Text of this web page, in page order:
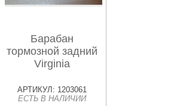
Барабан
тормозной задний
Virginia
АРТИКУЛ: 1203061
ЕСТЬ В НАЛИЧИИ